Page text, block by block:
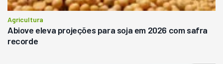
Agricultura
Abiove eleva projeções para soja em 2026 com safra
recorde